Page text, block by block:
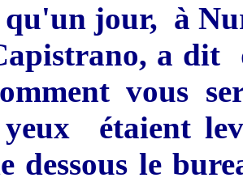
jour, à
a dit
vous
yeux étaient
dessous le